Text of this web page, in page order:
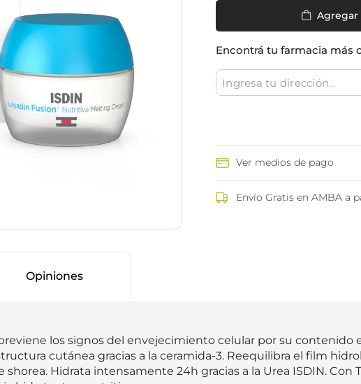
Higiene
Femenina
diarios
y sin alas
mamarios
Talcos & polvos pédicos
Aerosoles pédicos
Polvos pédicos
Talcos corporales
Espacio
Agregar
Encontrá tu farmacia más
Ver medios de pago
Envío Gratis en AMBA a
Opiniones
los signos del envejecimiento celular por su contenido
cutánea gracias a la ceramida-3. Reequilibra el film
shorea. Hidrata intensamente 24h gracias a la Urea ISDIN.